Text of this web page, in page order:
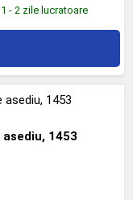
- 2 zile lucratoare
1453